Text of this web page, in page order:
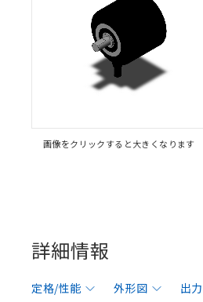
画像をクリックすると大きくなります
詳細情報
定格/性能 外形図 出